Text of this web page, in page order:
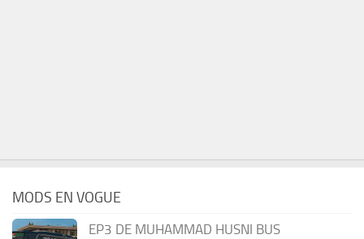
MODS EN VOGUE
EP3 DE MUHAMMAD HUSNI BUS